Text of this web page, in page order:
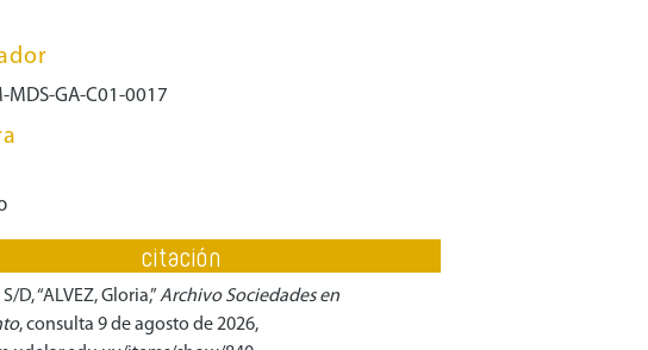
MDS-GA-C01-0017
citación
D, “ALVEZ, Gloria,”Archivo Sociedades en
, consulta 9 de agosto de 2026,